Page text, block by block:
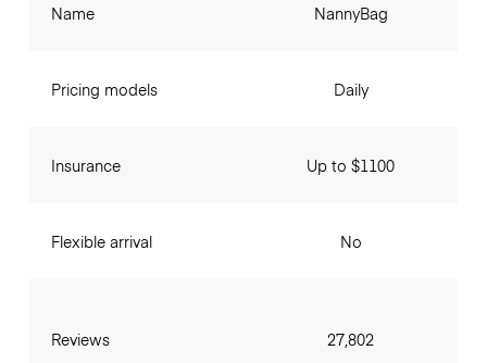
Name
Pricing models
Insurance
Flexible arrival
Reviews
NannyBag
Daily
Up to $1100
No
27,802